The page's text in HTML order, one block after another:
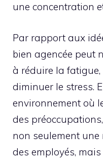
une concentration
Par rapport aux
bien agencée peut
à réduire la
diminuer le stress.
environnement où
des
non seulement une
des employés,